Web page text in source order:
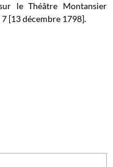
sur leThéâtre Montansier
[13 décembre 1798].